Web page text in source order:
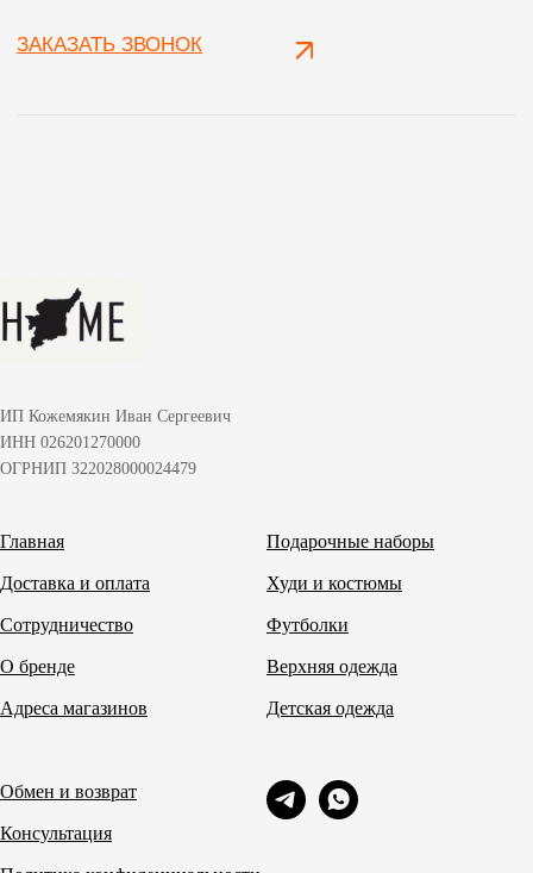
ИП Кожемякин Иван Сергеевич
ИНН 026201270000
ОГРНИП 322028000024479
Главная
Доставка и оплата
Сотрудничество
О бренде
Адреса магазинов
Подарочные наборы
Худи и костюмы
Футболки
Верхняя одежда
Детская одежда
Обмен и возврат
Консультация